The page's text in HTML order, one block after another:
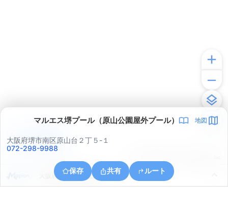
マルエス堺プール（原山公園屋外プール） 地図
大阪府堺市南区原山台２丁５-１
072-298-9988
保存 共有 ルート
大阪府堺市南区城山台４丁１
アプリで見る